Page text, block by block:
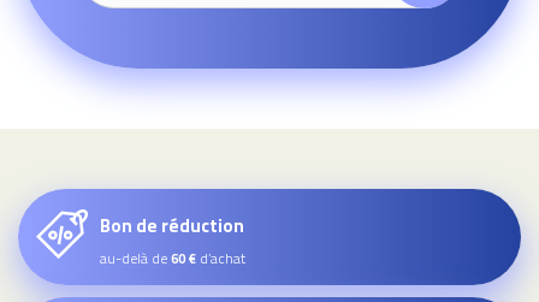
Bon de réduction
au-delà de60 € d’achat